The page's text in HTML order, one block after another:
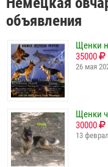
объявления
Щенки
35000
26 мая
Щенки
30000
13